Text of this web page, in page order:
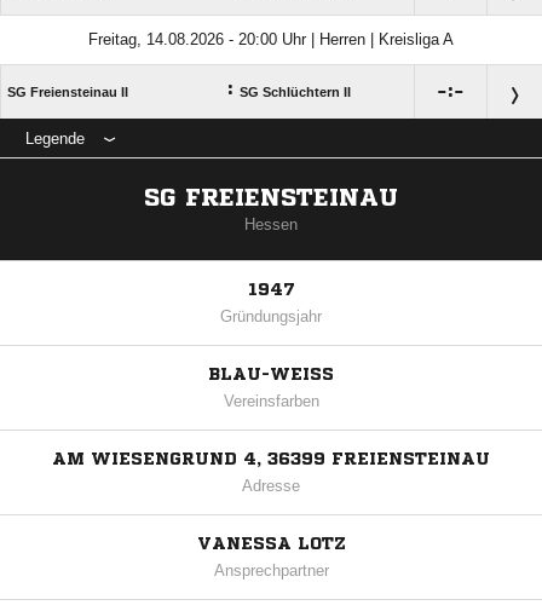
Freitag, 14.08.2026 - 20:00 Uhr | Herren | Kreisliga A
SG Freiensteinau II : SG Schlüchtern II :
Legende
SG FREIENSTEINAU
Hessen
1947
Gründungsjahr
BLAU-WEISS
Vereinsfarben
AM WIESENGRUND 4, 36399 FREIENSTEINAU
Adresse
VANESSA LOTZ
Ansprechpartner